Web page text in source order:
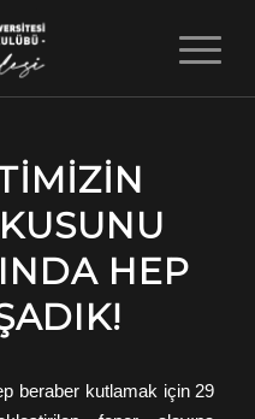
HEP
beraber kutlamak için 29